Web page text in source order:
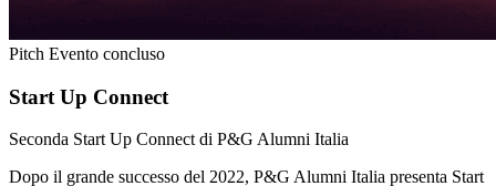
Pitch Evento concluso
Start Up Connect
Seconda Start Up Connect di P&G Alumni Italia
Dopo il grande successo del 2022, P&G Alumni Italia presenta Start